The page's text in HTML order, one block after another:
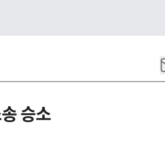
승소